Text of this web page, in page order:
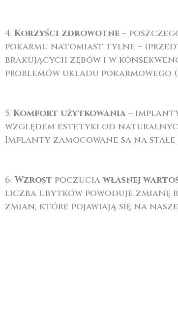
4. Korzyści zdrowotne –
pokarmu natomiast tylne –
brakujących zębów i w
problemów układu
5. Komfort użytkowania –
względem estetyki od
Implanty zamocowane są na
6.Wzrost poczuciawłasnej
liczba ubytków powoduje zmianę
zmian, które pojawiają się na